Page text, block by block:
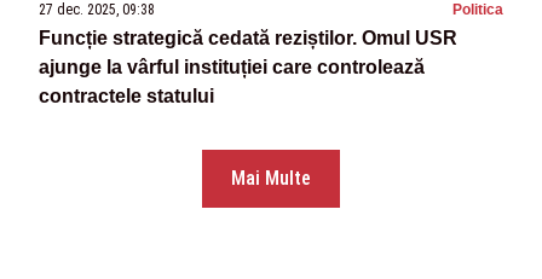
27 dec. 2025, 09:38 Politica
Funcție strategică cedată reziștilor. Omul USR
ajunge la vârful instituției care controlează
contractele statului
Mai Multe